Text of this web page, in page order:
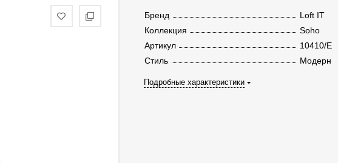
Бренд
Loft IT
Коллекция
Soho
Артикул
10410/E
Стиль
Модерн
Подробные характеристики